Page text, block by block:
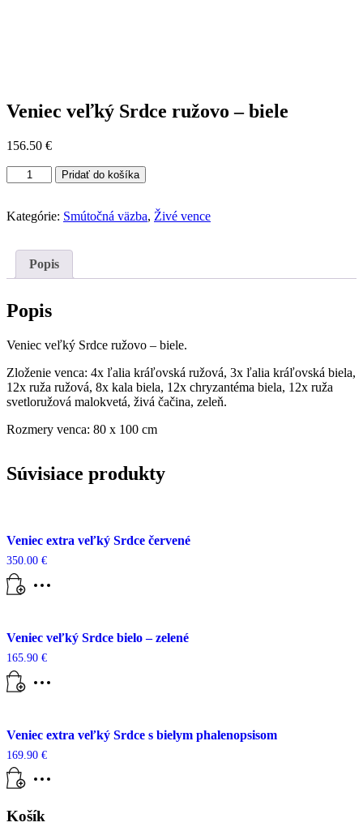
Veniec veľký Srdce ružovo – biele
156.50 €
množstvo
Veniec
Srdce
biele
Pridať do košíka
Kategórie: Smútočná väzba, Živé vence
Popis
Popis
Veniec veľký Srdce ružovo – biele.
Zloženie venca: 4x ľalia kráľovská ružová, 3x ľalia kráľovská biela,
12x ruža ružová, 8x kala biela, 12x chryzantéma biela, 12x ruža
svetloružová malokvetá, živá čačina, zeleň.
Rozmery venca: 80 x 100 cm
Súvisiace produkty
Veniec extra veľký Srdce červené
350.00 €
Veniec veľký Srdce bielo – zelené
165.90 €
Veniec extra veľký Srdce s bielym phalenopsisom
169.90 €
Košík